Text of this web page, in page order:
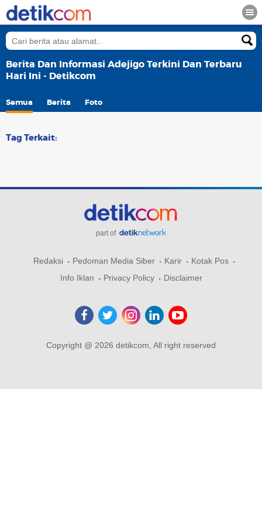
Berita Dan Informasi Adejigo Terkini Dan Terbaru
Hari Ini - Detikcom
Semua Berita Foto
Tag Terkait:
part of
Redaksi Pedoman Media Siber Karir
Kotak Pos
Info Iklan
Privacy Policy Disclaimer
Copyright @ 2026 detikcom, All right reserved